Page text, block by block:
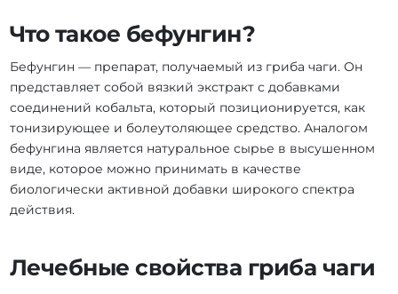
Что такое бефунгин?
Бефунгин — препарат, получаемый из гриба чаги. Он
представляет собой вязкий экстракт с добавками
соединений кобальта, который позиционируется, как
тонизирующее и болеутоляющее средство. Аналогом
бефунгина является натуральное сырье в высушенном
виде, которое можно принимать в качестве
биологически активной добавки широкого спектра
действия.
Лечебные свойства гриба чаги